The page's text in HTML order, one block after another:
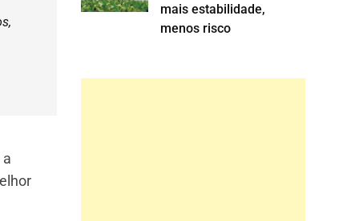
mais estabilidade,
menos risco